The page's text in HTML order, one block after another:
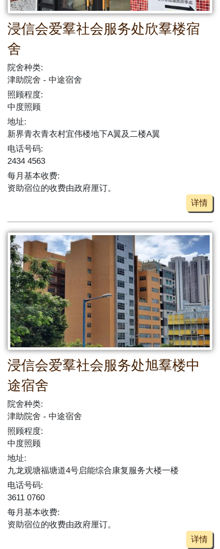
浸信会爱羣社会服务处欣羣楼宿
舍
院舍种类:
津助院舍
中途宿舍
照顾程度:
中度照顾
地址:
新界青衣青衣村宜伟楼地下A翼及二楼A翼
电话号码:
2434 4563
每月基本收费:
资助宿位的收费由政府厘订。
详情
浸信会爱羣社会服务处旭羣楼中
途宿舍
院舍种类:
津助院舍
中途宿舍
照顾程度:
中度照顾
地址:
九龙观塘福塘道4号启能综合康复服务大楼一楼
电话号码:
3611 0760
每月基本收费:
资助宿位的收费由政府厘订。
详情